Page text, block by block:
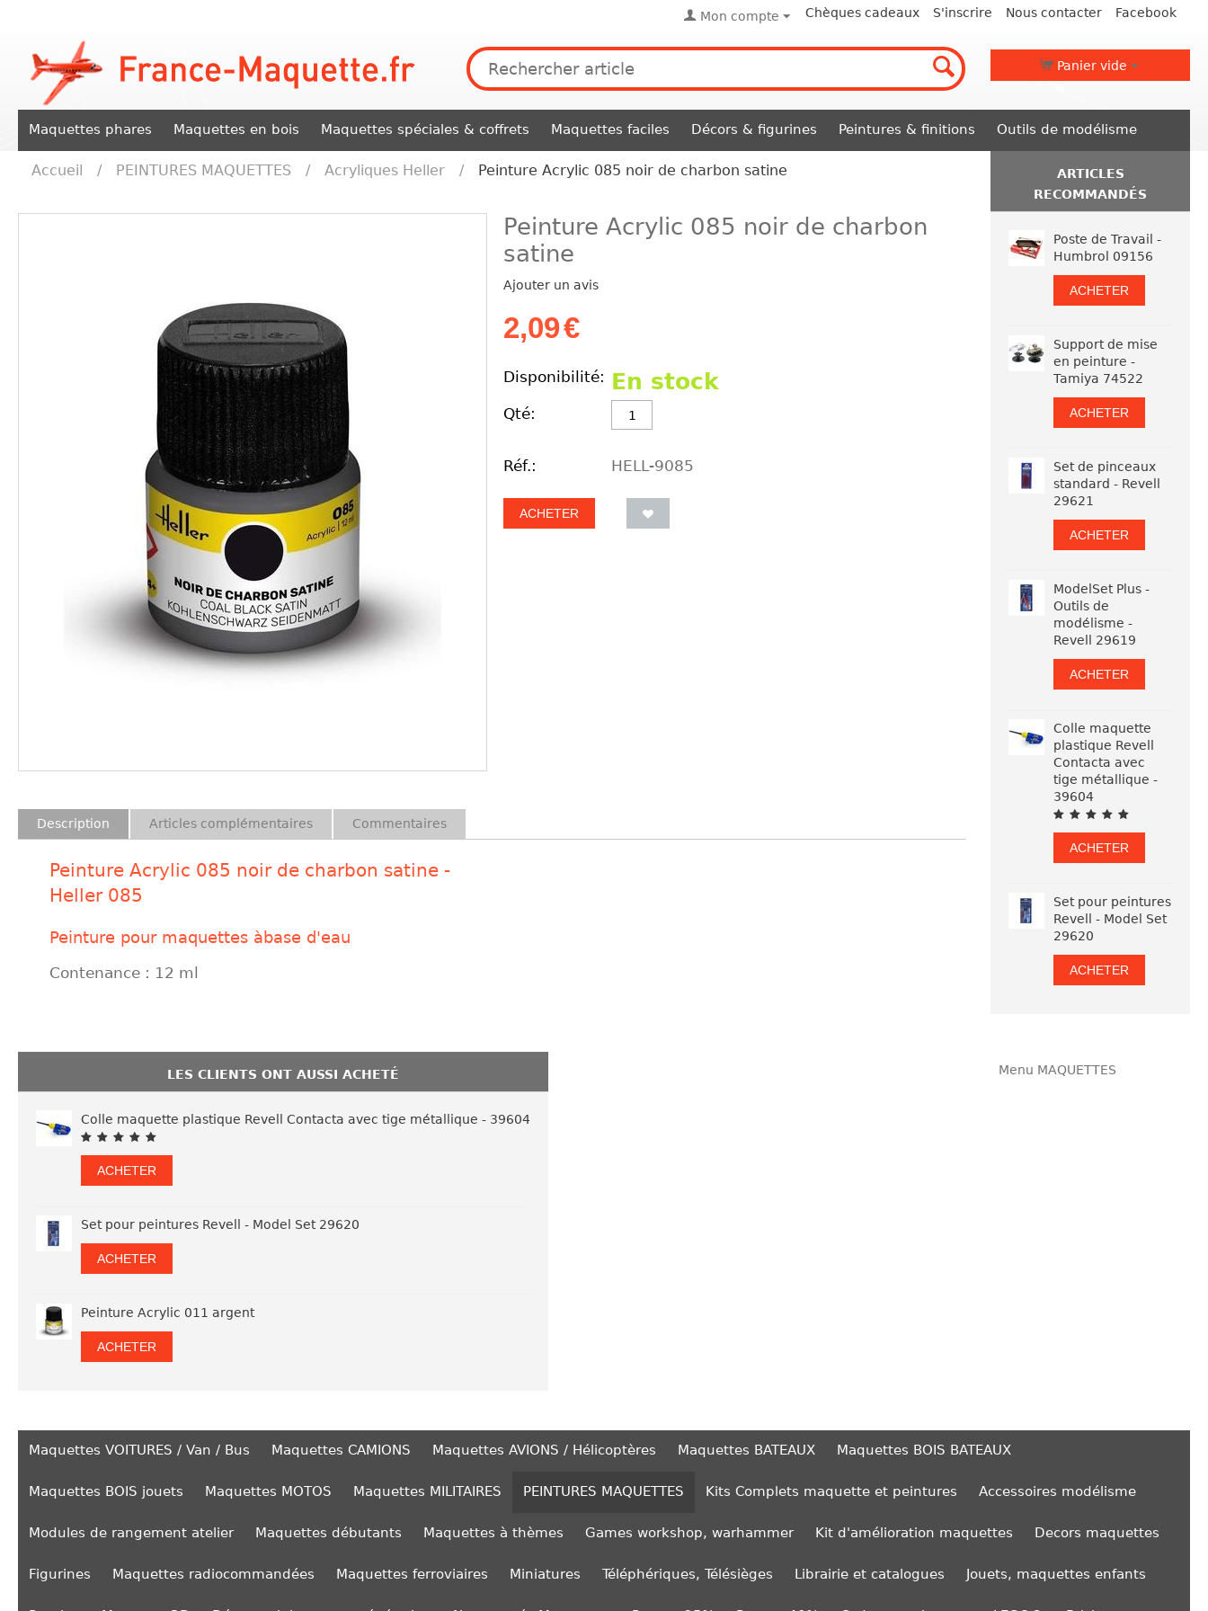
Chèques cadeaux S'inscrire Nous contacter Facebook
Mon compte
Panier vide
Maquettes phares Maquettes en bois Maquettes spéciales & coffrets Maquettes faciles Décors & figurines Peintures & finitions Outils de modélisme
Accueil / PEINTURES MAQUETTES / Acryliques Heller / Peinture Acrylic 085 noir de charbon satine
Peinture Acrylic 085 noir de charbon
satine
Ajouter un avis
2,09€
Disponibilité: En stock
Qté:
Réf.: HELL-9085
ACHETER
Description Articles complémentaires Commentaires
Peinture Acrylic 085 noir de charbon satine -
Heller 085
Peinture pour maquettes àbase d'eau
Contenance : 12 ml
LES CLIENTS ONT AUSSI ACHETÉ
Colle maquette plastique Revell Contacta avec tige métallique - 39604
ACHETER
Set pour peintures Revell - Model Set 29620
ACHETER
Peinture Acrylic 011 argent
ACHETER
ARTICLES
RECOMMANDÉS
Poste de Travail -
Humbrol 09156
ACHETER
Support de mise
en peinture -
Tamiya 74522
ACHETER
Set de pinceaux
standard - Revell
29621
ACHETER
ModelSet Plus -
Outils de
modélisme -
Revell 29619
ACHETER
Colle maquette
plastique Revell
Contacta avec
tige métallique -
39604
ACHETER
Set pour peintures
Revell - Model Set
29620
ACHETER
Menu MAQUETTES
Maquettes VOITURES / Van / Bus Maquettes CAMIONS Maquettes AVIONS / Hélicoptères Maquettes BATEAUX Maquettes BOIS BATEAUX
Maquettes BOIS jouets Maquettes MOTOS Maquettes MILITAIRES PEINTURES MAQUETTES Kits Complets maquette et peintures Accessoires modélisme
Modules de rangement atelier Maquettes débutants Maquettes à thèmes Games workshop, warhammer Kit d'amélioration maquettes Decors maquettes
Figurines Maquettes radiocommandées Maquettes ferroviaires Miniatures Téléphériques, Télésièges Librairie et catalogues Jouets, maquettes enfants